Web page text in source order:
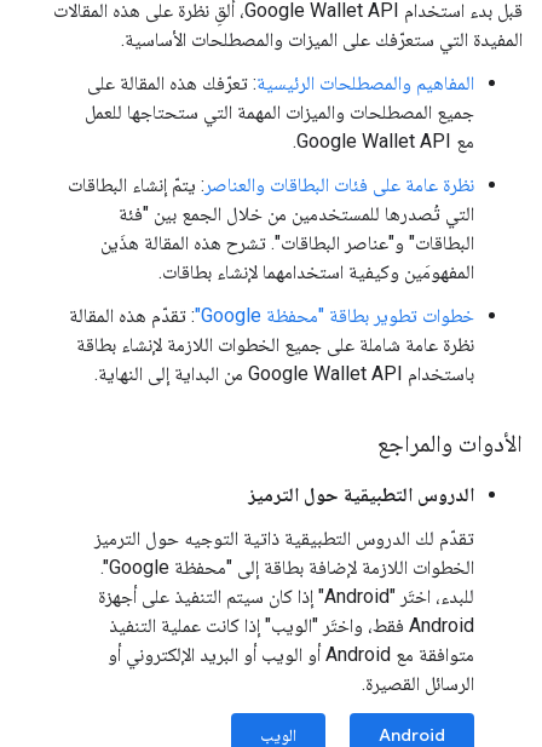
قبل بدء استخدام Google Wallet API، ألقِ نظرة على هذه المقالات
المفيدة التي ستعرّفك على الميزات والمصطلحات الأساسية.
المفاهيم والمصطلحات الرئيسية: تعرّفك هذه المقالة على
جميع المصطلحات والميزات المهمة التي ستحتاجها للعمل
مع Google Wallet API.
نظرة عامة على فئات البطاقات والعناصر : يتمّ إنشاء البطاقات
التي تُصدرها للمستخدمين من خلال الجمع بين "فئة
البطاقات" و"عناصر البطاقات". تشرح هذه المقالة هذَين
المفهومَين وكيفية استخدامهما لإنشاء بطاقات.
خطوات تطوير بطاقة "محفظة Google"
: تقدّم هذه المقالة
نظرة عامة شاملة على جميع الخطوات اللازمة لإنشاء بطاقة
باستخدام Google Wallet API من البداية إلى النهاية.
الأدوات والمراجع
الدروس التطبيقية حول الترميز
تقدّم لك الدروس التطبيقية ذاتية التوجيه حول الترميز
الخطوات اللازمة لإضافة بطاقة إلى "محفظة Google".
للبدء، اختَر "Android" إذا كان سيتم التنفيذ على أجهزة
Android فقط، واختَر "الويب" إذا كانت عملية التنفيذ
متوافقة مع Android أو الويب أو البريد الإلكتروني أو
الرسائل القصيرة.
Android الويب